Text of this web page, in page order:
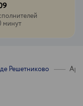
минут
Решетниково